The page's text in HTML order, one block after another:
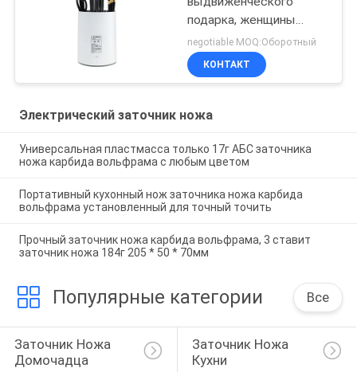
подарка, женщины
работы домочадца
острые ручные
negotiable MOQ:Оборотный
КОНТАКТ
Электрический заточник ножа
Универсальная пластмасса только 17г АБС заточника
ножа карбида вольфрама с любым цветом
Портативный кухонный нож заточника ножа карбида
вольфрама установленный для точный точить
Прочный заточник ножа карбида вольфрама, 3 ставит
заточник ножа 184г 205 * 50 * 70мм
Популярные категории Все
Заточник Ножа
Домочадца
Заточник Ножа
Кухни